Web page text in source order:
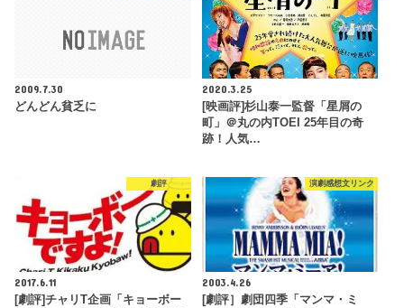
2009.7.30
どんどん貧乏に
2020.3.25
[映画評]杉山泰一監督「星屑の
町」＠丸の内TOEI 25年目の奇
跡！人気…
劇評
2017.6.11
[劇評]チャリT企画「キョーボー
演劇感想文リンク
2003.4.26
[劇評］劇団四季「マンマ・ミ